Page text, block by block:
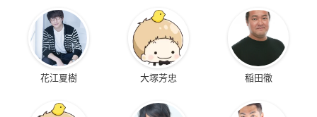
花江夏樹 大塚芳忠 稲田徹